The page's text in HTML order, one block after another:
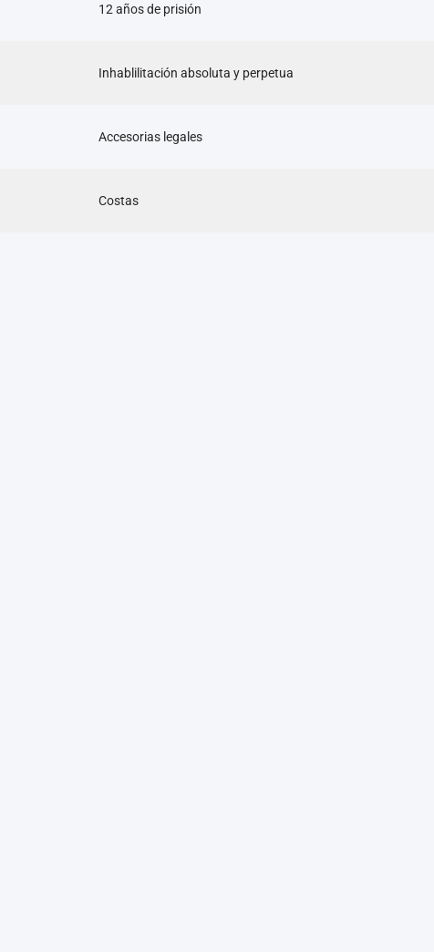
12 años de prisión
Inhablilitación absoluta y perpetua
Accesorias legales
Costas